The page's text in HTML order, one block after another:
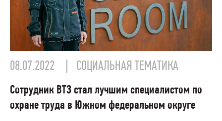
08.07.2022 СОЦИАЛЬНАЯ ТЕМАТИКА
Сотрудник ВТЗ стал лучшим специалистом по
охране труда в Южном федеральном округе